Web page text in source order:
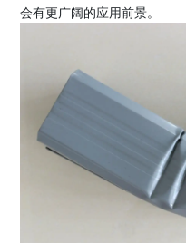
会有更广阔的应用前景。